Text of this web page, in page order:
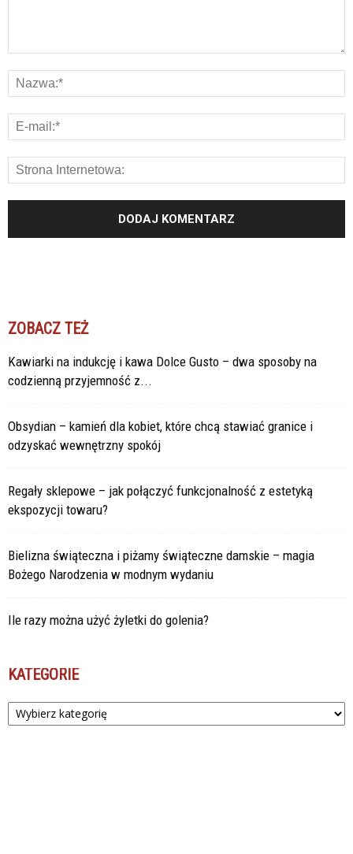
ZOBACZ TEŻ
Kawiarki na indukcję i kawa Dolce Gusto – dwa sposoby na
codzienną przyjemność z...
Obsydian – kamień dla kobiet, które chcą stawiać granice i
odzyskać wewnętrzny spokój
Regały sklepowe – jak połączyć funkcjonalność z estetyką
ekspozycji towaru?
Bielizna świąteczna i piżamy świąteczne damskie – magia
Bożego Narodzenia w modnym wydaniu
Ile razy można użyć żyletki do golenia?
KATEGORIE
Kategorie